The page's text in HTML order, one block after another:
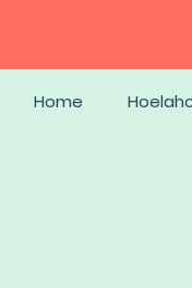
Home